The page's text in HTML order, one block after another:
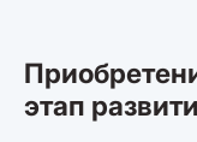
этап